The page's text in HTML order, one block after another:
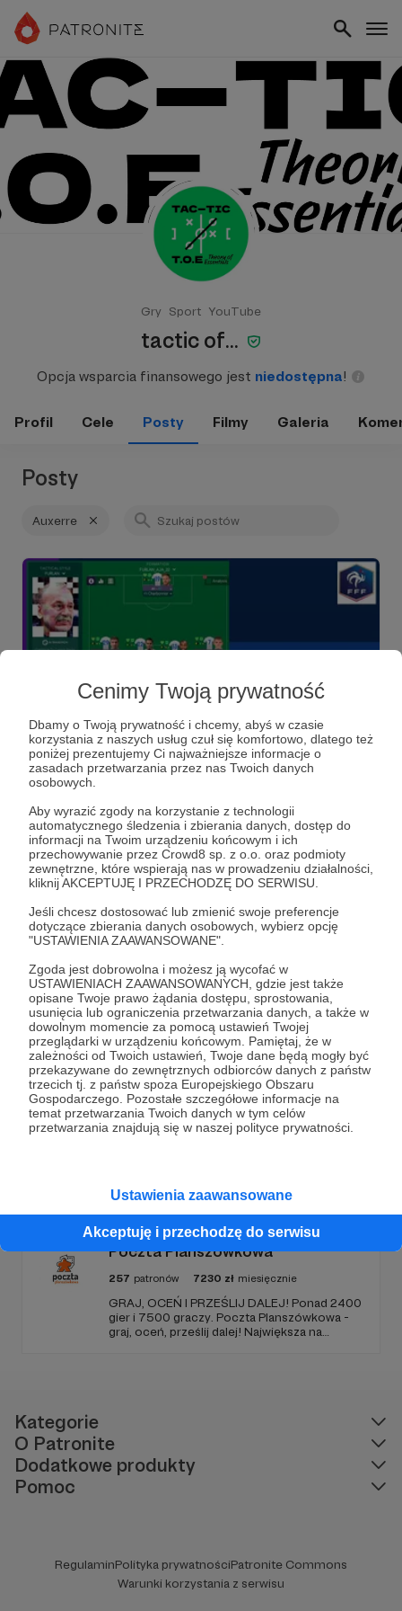
Cenimy Twoją prywatność
Dbamy o Twoją prywatność i chcemy, abyś w czasie
korzystania z naszych usług czuł się komfortowo, dlatego też
poniżej prezentujemy Ci najważniejsze informacje o
zasadach przetwarzania przez nas Twoich danych
osobowych.
Aby wyrazić zgody na korzystanie z technologii
automatycznego śledzenia i zbierania danych, dostęp do
informacji na Twoim urządzeniu końcowym i ich
przechowywanie przez Crowd8 sp. z o.o. oraz podmioty
zewnętrzne, które wspierają nas w prowadzeniu działalności,
kliknij AKCEPTUJĘ I PRZECHODZĘ DO SERWISU.
Jeśli chcesz dostosować lub zmienić swoje preferencje
dotyczące zbierania danych osobowych, wybierz opcję
"USTAWIENIA ZAAWANSOWANE".
Zgoda jest dobrowolna i możesz ją wycofać w
USTAWIENIACH ZAAWANSOWANYCH, gdzie jest także
opisane Twoje prawo żądania dostępu, sprostowania,
usunięcia lub ograniczenia przetwarzania danych, a także w
dowolnym momencie za pomocą ustawień Twojej
przeglądarki w urządzeniu końcowym. Pamiętaj, że w
zależności od Twoich ustawień, Twoje dane będą mogły być
przekazywane do zewnętrznych odbiorców danych z państw
trzecich tj. z państw spoza Europejskiego Obszaru
Gospodarczego. Pozostałe szczegółowe informacje na
temat przetwarzania Twoich danych w tym celów
przetwarzania znajdują się w naszej polityce prywatności.
Ustawienia zaawansowane
Akceptuję i przechodzę do serwisu
Gry Sport YouTube
tactic of...
Opcja wsparcia finansowego jest niedostępna!
Profil Cele Posty Filmy Galeria
Posty
Auxerre
30.08.2022 ● Brak komentarzy
Jean-Marc Furlan. Mobilne skrzydła
Auxerre pod kierunkiem Furlana ustawia się w formacji 1-
4-1-4-1 z wysoko ustawionymi liniami nacisku. Budując
swoje akcje od tyłu przyjmują często kształt 1-4-2-4 z
wysoko grającymi skrzydłowymi oraz wyżej
wychodzącymi bocznymi obrońcami w miarę
postępowania akcji.
Furlan Auxerre Ligue1 +2
Promowani autorzy
Bez/Schematu
176 patronów 8860 zł miesięcznie
Patronite Twoje wsparcie finansuje naszą
działalność (montaż, okładki, research) oraz
pracę utalentowanych artystów.
Poczta Planszówkowa
257 patronów 7230 zł miesięcznie
GRAJ, OCEŃ I PRZEŚLIJ DALEJ! Ponad 2400
gier i 7500 graczy. Poczta Planszówkowa -
graj, oceń, prześlij dalej! Największa na
Kategorie
O Patronite
Dodatkowe produkty
Pomoc
RegulaminPolityka prywatnościPatronite Commons
Warunki korzystania z serwisu